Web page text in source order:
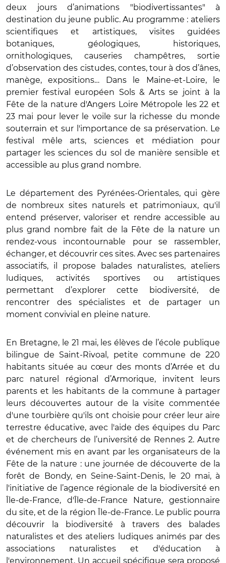
deux jours d’animations "biodivertissantes" à
destination du jeune public. Au programme : ateliers
scientifiques et artistiques, visites guidées
botaniques, géologiques, historiques,
ornithologiques, causeries champêtres, sortie
d’observation des cistudes, contes, tour à dos d’ânes,
manège, expositions… Dans le Maine-et-Loire, le
premier festival européen Sols & Arts se joint à la
Fête de la nature d'Angers Loire Métropole les 22 et
23 mai pour lever le voile sur la richesse du monde
souterrain et sur l'importance de sa préservation. Le
festival mêle arts, sciences et médiation pour
partager les sciences du sol de manière sensible et
accessible au plus grand nombre.
Le département des Pyrénées-Orientales, qui gère
de nombreux sites naturels et patrimoniaux, qu'il
entend préserver, valoriser et rendre accessible au
plus grand nombre fait de la Fête de la nature un
rendez-vous incontournable pour se rassembler,
échanger, et découvrir ces sites. Avec ses partenaires
associatifs, il propose balades naturalistes, ateliers
ludiques, activités sportives ou artistiques
permettant d’explorer cette biodiversité, de
rencontrer des spécialistes et de partager un
moment convivial en pleine nature.
En Bretagne, le 21 mai, les élèves de l’école publique
bilingue de Saint-Rivoal, petite commune de 220
habitants située au cœur des monts d’Arrée et du
parc naturel régional d’Armorique, invitent leurs
parents et les habitants de la commune à partager
leurs découvertes autour de la visite commentée
d'une tourbière qu'ils ont choisie pour créer leur aire
terrestre éducative, avec l'aide des équipes du Parc
et de chercheurs de l’université de Rennes 2. Autre
événement mis en avant par les organisateurs de la
Fête de la nature : une journée de découverte de la
forêt de Bondy, en Seine-Saint-Denis, le 20 mai, à
l'initiative de l’agence régionale de la biodiversité en
Île-de-France, d'Île-de-France Nature, gestionnaire
du site, et de la région Île-de-France. Le public pourra
découvrir la biodiversité à travers des balades
naturalistes et des ateliers ludiques animés par des
associations naturalistes et d'éducation à
l'environnement. Un accueil spécifique sera proposé